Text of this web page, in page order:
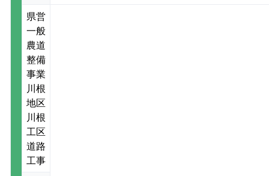
県営
一般
農道
整備
事業
川根
地区
川根
工区
道路
工事